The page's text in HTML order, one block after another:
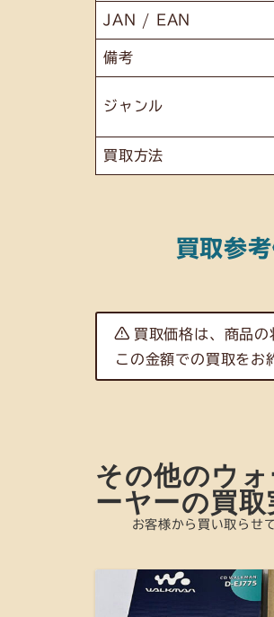
JAN / EAN
備考
ジャンル
買取方法
買取参
買取価格は、商品の
この金額での買取をお
その他のウ
ーヤーの買取
お客様から買い取らせ